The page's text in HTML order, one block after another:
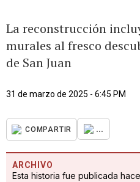
La reconstrucción
murales al fresco
de San Juan
31 de marzo de 2025 - 6:45 PM
COMPARTIR ...
ARCHIVO
Esta historia fue publicada